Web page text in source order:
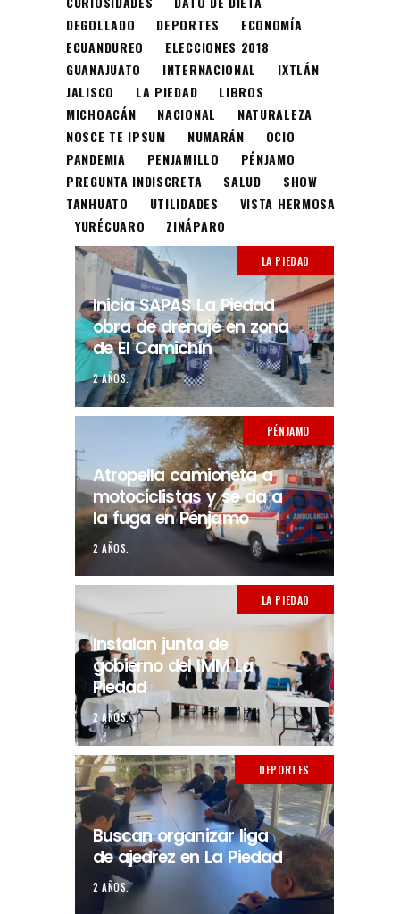
DEGOLLADO
DEPORTES
ECONOMÍA
ECUANDUREO
ELECCIONES 2018
GUANAJUATO
INTERNACIONAL
IXTLÁN
JALISCO
LA PIEDAD
LIBROS
MICHOACÁN
NACIONAL
NATURALEZA
NOSCE TE IPSUM
NUMARÁN
OCIO
PANDEMIA
PENJAMILLO
PÉNJAMO
PREGUNTA INDISCRETA
SALUD
SHOW
TANHUATO
UTILIDADES
VISTA HERMOSA
YURÉCUARO
ZINÁPARO
LA PIEDAD
Inicia SAPAS La Piedad
obra de drenaje en zona
de El Camichín
2 AÑOS.
PÉNJAMO
Atropella camioneta a
motociclistas y se da a
la fuga en Pénjamo
2 AÑOS.
LA PIEDAD
Instalan junta de
gobierno del IMM La
Piedad
2 AÑOS.
DEPORTES
Buscan organizar liga
de ajedrez en La Piedad
2 AÑOS.